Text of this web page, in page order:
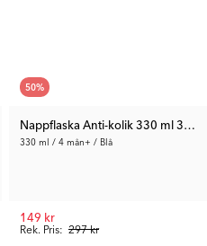
50%
Nappflaska Anti-kolik 330 ml 3-
330 ml / 4 mån+ / Blå
Rek. Pris: 297 kr
149 kr